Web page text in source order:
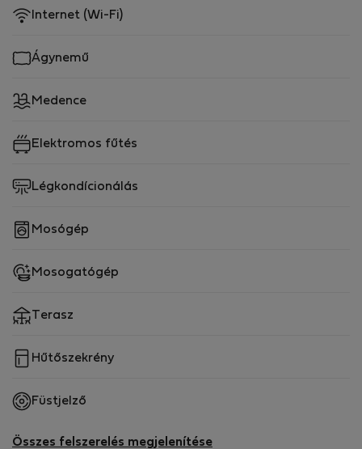
Internet (Wi-Fi)
Ágynemű
Medence
Elektromos fűtés
Légkondícionálás
Mosógép
Mosogatógép
Terasz
Hűtőszekrény
Füstjelző
Összes felszerelés megjelenítése